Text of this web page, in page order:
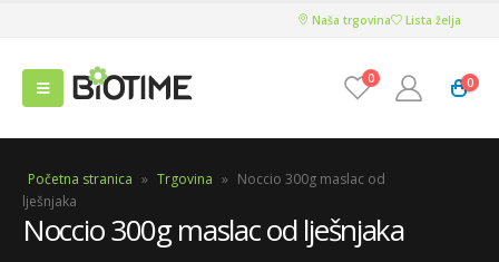
Naša trgovina Lista želja
0 0
Početna stranica » Trgovina » Noccio 300g maslac od
lješnjaka
Noccio 300g maslac od lješnjaka